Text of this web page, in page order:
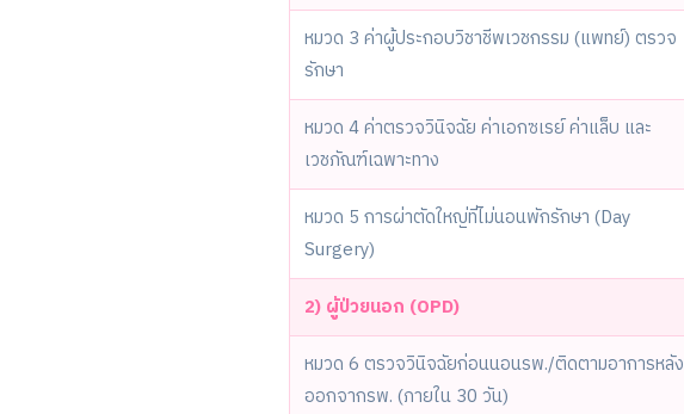
หมวด 3 ค่าผู้ประกอบวิชาชีพเวชกรรม (แพทย์) ตรวจ
รักษา
หมวด 4 ค่าตรวจวินิจฉัย ค่าเอกซเรย์ ค่าแล็บ และ
เวชภัณฑ์เฉพาะทาง
หมวด 5 การผ่าตัดใหญ่ที่ไม่นอนพักรักษา (Day
Surgery)
2) ผู้ป่วยนอก (OPD)
หมวด 6 ตรวจวินิจฉัยก่อนนอนรพ./ติดตามอาการหลัง
ออกจากรพ. (ภายใน 30 วัน)